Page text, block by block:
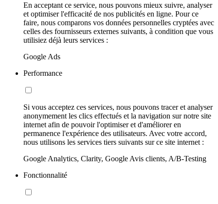
En acceptant ce service, nous pouvons mieux suivre, analyser
et optimiser l'efficacité de nos publicités en ligne. Pour ce
faire, nous comparons vos données personnelles cryptées avec
celles des fournisseurs externes suivants, à condition que vous
utilisiez déjà leurs services :
Google Ads
Performance
Si vous acceptez ces services, nous pouvons tracer et analyser
anonymement les clics effectués et la navigation sur notre site
internet afin de pouvoir l'optimiser et d'améliorer en
permanence l'expérience des utilisateurs. Avec votre accord,
nous utilisons les services tiers suivants sur ce site internet :
Google Analytics, Clarity, Google Avis clients, A/B-Testing
Fonctionnalité